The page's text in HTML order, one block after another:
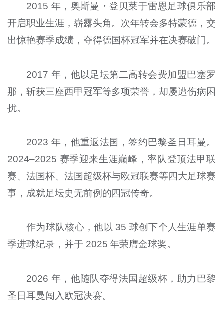
2015 年，奥斯曼・登贝莱于雷恩足球俱乐部
开启职业生涯，崭露头角。次年转会多特蒙德，交
出惊艳赛季成绩，夺得德国杯冠军并在决赛破门。
2017 年，他以足坛第二高转会费加盟巴塞罗
那，斩获三座西甲冠军等多项荣誉，却屡遭伤病困
扰。
2023 年，他重返法国，签约巴黎圣日耳曼。
2024–2025 赛季迎来生涯巅峰，率队登顶法甲联
赛、法国杯、法国超级杯与欧冠联赛等四大足球赛
事，成就足坛史无前例的四冠传奇。
作为球队核心，他以 35 球创下个人生涯单赛
季进球纪录，并于 2025 年荣膺金球奖。
2026 年，他随队夺得法国超级杯，助力巴黎
圣日耳曼闯入欧冠决赛。